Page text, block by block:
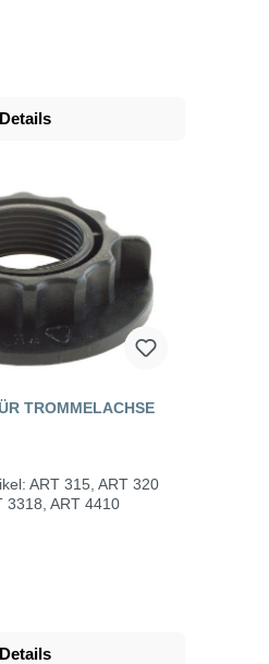
Details
TROMMELACHSE
ART 315, ART 320
3318, ART 4410
Details